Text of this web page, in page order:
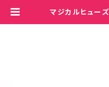
マジカルヒュー